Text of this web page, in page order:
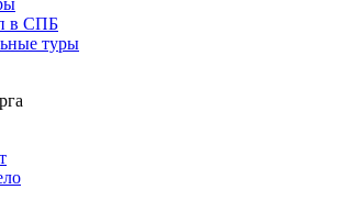
в СПБ
туры